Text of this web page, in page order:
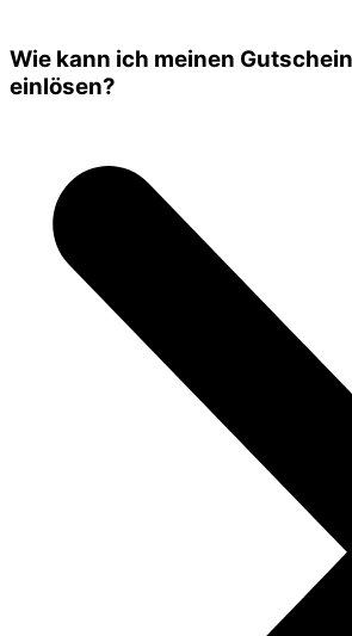
Wie kann ich meinen
einlösen?